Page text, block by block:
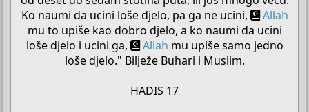
Ko naumi da ucini loše djelo, pa ga ne ucini,
Allah
mu to upiše kao dobro djelo, a ko naumi da ucini
loše djelo i ucini ga,
Allah mu upiše samo jedno
loše djelo." Bilježe Buhari i Muslim.
HADIS 17